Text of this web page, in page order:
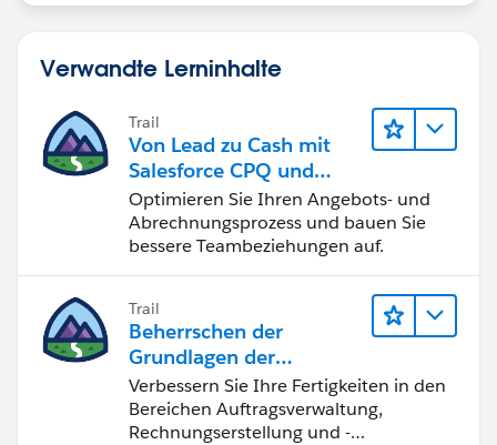
Verwandte Lerninhalte
Trail
Von Lead zu Cash mit
Salesforce CPQ und
Billing
Optimieren Sie Ihren Angebots- und
Abrechnungsprozess und bauen Sie
bessere Teambeziehungen auf.
Trail
Beherrschen der
Grundlagen der
Verwaltung von
Salesforce Billing
Verbessern Sie Ihre Fertigkeiten in den
Bereichen Auftragsverwaltung,
Rechnungserstellung und -